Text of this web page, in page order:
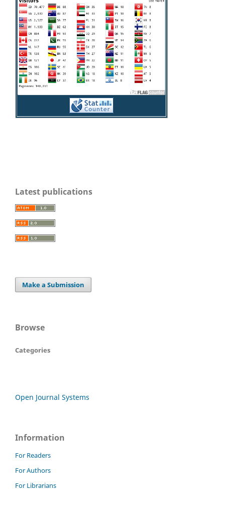
Latest publications
Make a Submission
Browse
Categories
Open Journal Systems
Information
For Readers
For Authors
For Librarians